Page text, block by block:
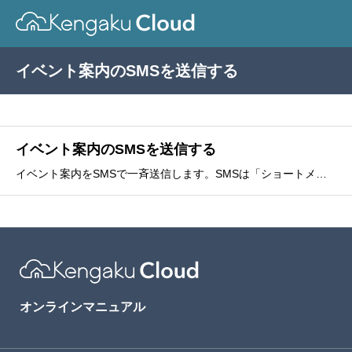
イベント案内のSMSを送信する
イベント案内のSMSを送信する
オンラインマニュアル